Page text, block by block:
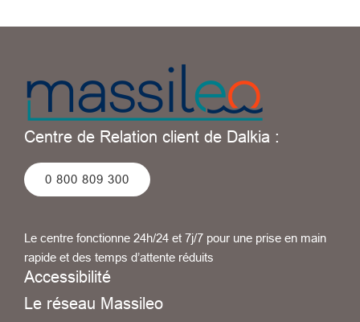
Centre de Relation client de Dalkia :
0 800 809 300
Le centre fonctionne 24h/24 et 7j/7 pour une prise en main
rapide et des temps d’attente réduits
Accessibilité
Le réseau Massileo